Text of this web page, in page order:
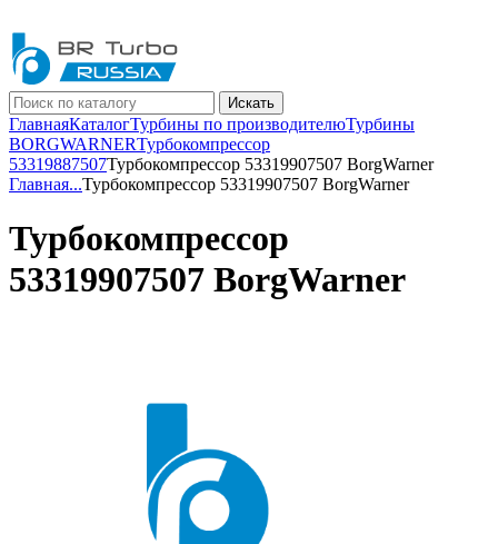
Искать
ГлавнаяКаталогТурбины по производителюТурбины
BORGWARNERТурбокомпрессор
53319887507Турбокомпрессор 53319907507 BorgWarner
Главная...Турбокомпрессор 53319907507 BorgWarner
Турбокомпрессор
53319907507 BorgWarner